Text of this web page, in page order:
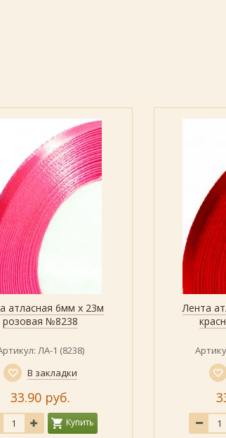
просмотр
Показать
атласная 6мм х 23м
розовая №8238
ЛА-1 (8238)
В закладки
33.90 руб.
Купить
Лента